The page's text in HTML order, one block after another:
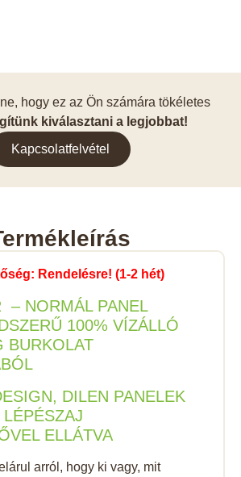
hogy ez az Ön számára tökéletes
kiválasztani a legjobbat!
Kapcsolatfelvétel
Rendelésre! (1-2 hét)
– NORMÁL PANEL
100% VÍZÁLLÓ
BURKOLAT
DILEN PANELEK
ELLÁTVA
arról, hogy ki vagy, mit